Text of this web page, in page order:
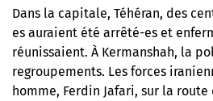
Dans la capitale, Téhéran, des
es auraient été arrêté-es et
réunissaient. À Kermanshah, la
regroupements. Les forces
homme, Ferdin Jafari, sur la